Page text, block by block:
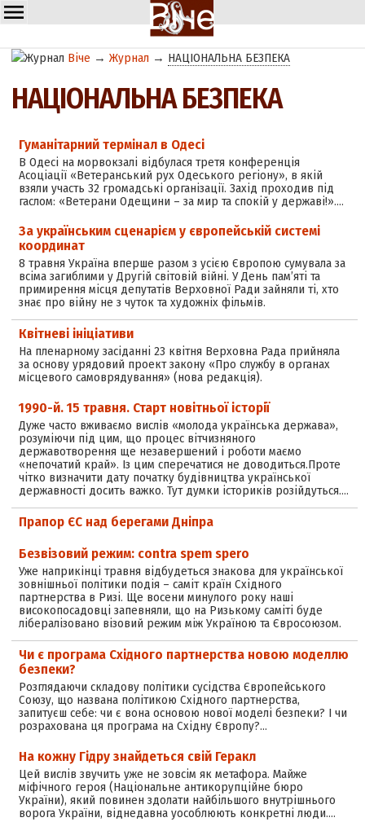
Віче →Журнал → НАЦІОНАЛЬНА БЕЗПЕКА
НАЦІОНАЛЬНА БЕЗПЕКА
Гуманітарний термінал в Одесі
В Одесі на морвокзалі відбулася третя конференція
Асоціації «Ветеранський рух Одеського регіону», в якій
взяли участь 32 громадські організації. Захід проходив під
гаслом: «Ветерани Одещини – за мир та спокій у державі!».…
За українським сценарієм у європейській системі
координат
8 травня Україна вперше разом з усією Європою сумувала за
всіма загиблими у Другій світовій війні. У День пам’яті та
примирення місця депутатів Верховної Ради зайняли ті, хто
знає про війну не з чуток та художніх фільмів.
Квітневі ініціативи
На пленарному засіданні 23 квітня Верховна Рада прийняла
за основу урядовий проект закону «Про службу в органах
місцевого самоврядування» (нова редакція).
1990-й. 15 травня. Старт новітньої історії
Дуже часто вживаємо вислів «молода українська держава»,
розуміючи під цим, що процес вітчизняного
державотворення ще незавершений і роботи маємо
«непочатий край». Із цим сперечатися не доводиться.Проте
чітко визначити дату початку будівництва української
державності досить важко. Тут думки істориків розійдуться.…
Прапор ЄС над берегами Дніпра
Безвізовий режим: contra spem spero
Уже наприкінці травня відбудеться знакова для української
зовнішньої політики подія – саміт країн Східного
партнерства в Ризі. Ще восени минулого року наші
високопосадовці запевняли, що на Ризькому саміті буде
лібералізовано візовий режим між Україною та Євросоюзом.
Чи є програма Східного партнерства новою моделлю
безпеки?
Розглядаючи складову політики сусідства Європейського
Союзу, що названа політикою Східного партнерства,
запитуєш себе: чи є вона основою нової моделі безпеки? І чи
розрахована ця програма на Східну Європу?…
На кожну Гідру знайдеться свій Геракл
Цей вислів звучить уже не зовсім як метафора. Майже
міфічного героя (Національне антикорупційне бюро
України), який повинен здолати найбільшого внутрішнього
ворога України, віднедавна уособлюють конкретні люди.…